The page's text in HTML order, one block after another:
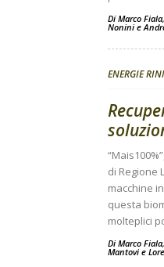
Di Marco Fiala,
Nonini e
ENERGIE
di Regione
macchine
questa
molteplici
Di Marco Fiala,
Mantovi e